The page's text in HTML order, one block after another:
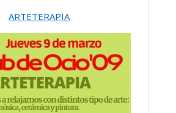
ARTETERAPIA